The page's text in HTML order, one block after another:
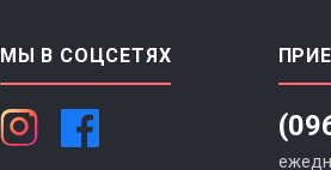
МЫ В СОЦСЕТЯХ